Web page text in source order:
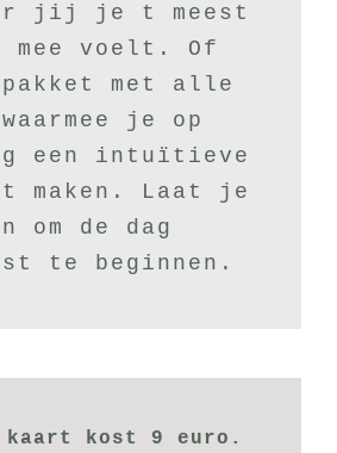
jij je t meest
mee voelt. Of
met alle
je op
een intuïtieve
maken. Laat je
om de dag
te beginnen.
kaart kost 9 euro.